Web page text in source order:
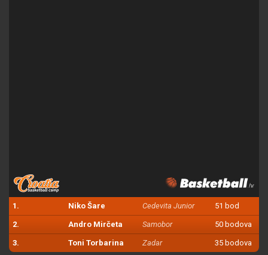
1. Niko Šare Cedevita Junior 51 bod
2. Andro Mirčeta Samobor 50 bodova
3. Toni Torbarina Zadar 35 bodova